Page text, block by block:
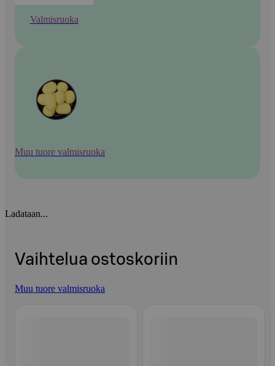
Valmisruoka
Muu tuore valmisruoka
Ladataan...
Vaihtelua ostoskoriin
Muu tuore valmisruoka